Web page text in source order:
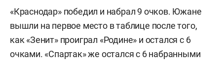
«Краснодар» победил и набрал 9 очков. Южане
вышли на первое место в таблице после того,
как «Зенит» проиграл «Родине» и остался с 6
очками. «Спартак» же остался с 6 набранными